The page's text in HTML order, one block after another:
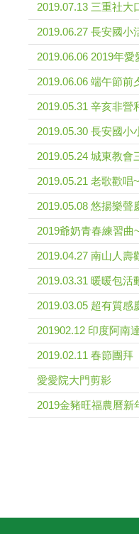
2019.07.13 三重社大
2019.06.27 長安國小
2019.06.06 2019年
2019.06.06 端午節前
2019.05.31 辛亥非
2019.05.30 長安國小
2019.05.24 城東教會
2019.05.21 老歌歡唱
2019.05.08 悠揚樂聲
2019爺奶青春練習曲
2019.04.27 南山人壽
2019.03.31 暖暖包活
2019.03.05 超有質感
201902.12 印度阿南
2019.02.11 春節團拜
愛愛院大門剪影
2019金豬旺福農曆新